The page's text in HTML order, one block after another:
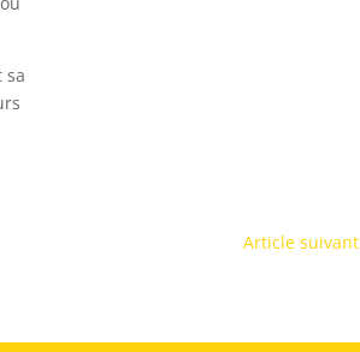
sa
Article suivant